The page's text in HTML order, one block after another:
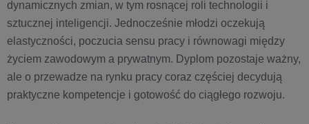
dynamicznych zmian, w tym rosnącej roli technologii i
sztucznej inteligencji. Jednocześnie młodzi oczekują
elastyczności, poczucia sensu pracy i równowagi między
życiem zawodowym a prywatnym. Dyplom pozostaje ważny,
ale o przewadze na rynku pracy coraz częściej decydują
praktyczne kompetencje i gotowość do ciągłego rozwoju.